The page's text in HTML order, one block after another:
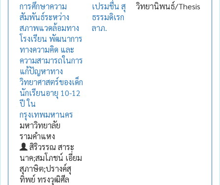
การศึกษาความ
สัมพันธ์ระหว่าง
สภาพแวดล้อมทาง
โรงเรียน พัฒนาการ
ทางความคิด และ
ความสามารถในการ
แก้ปัญหาทาง
วิทยาศาสตร์ของเด็ก
นักเรียนอายุ 10-12
ปี ใน
กรุงเทพมหานคร
มหาวิทยาลัย
รามคำแหง
สิริวรรณ สาระ
นาค;สมโภชน์ เอี่ยม
สุภาษิต;ปรางค์สุ
ทิพย์ ทรงวุฒิศีล
เปรมชื่น สุ
ธรรมดิเรก
ลาภ.
วิทยานิพนธ์/Thesis